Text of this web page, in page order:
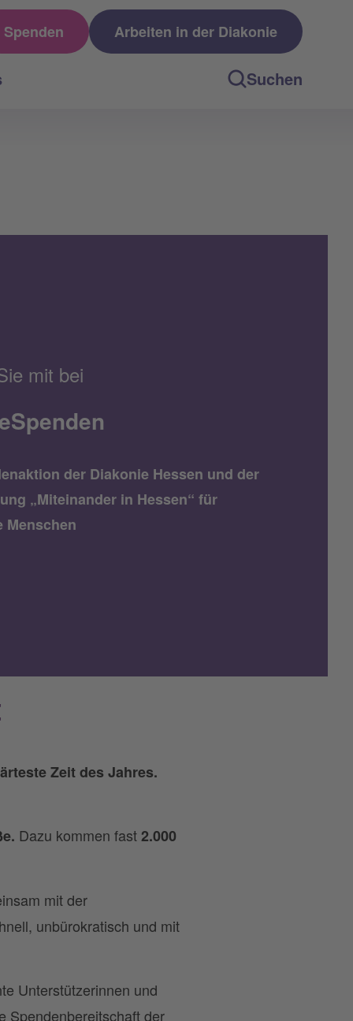
Suchen
Spenden Arbeiten in der Diakonie
mit bei
der Diakonie Hessen und der
„Miteinander in Hessen“ für
Menschen
Zeit des Jahres.
Dazu kommen fast2.000
mit der
unbürokratisch und mit
Unterstützerinnen und
Spendenbereitschaft der